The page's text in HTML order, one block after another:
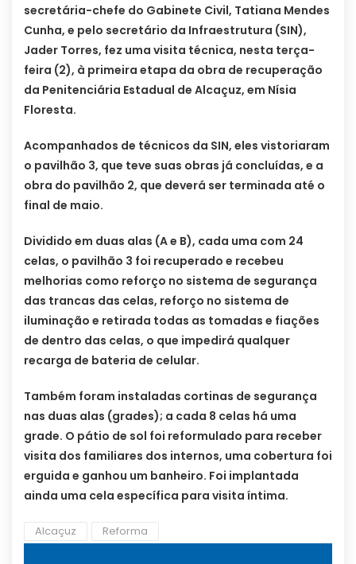
secretária-chefe do Gabinete Civil, Tatiana Mendes
Cunha, e pelo secretário da Infraestrutura (SIN),
Jader Torres, fez uma visita técnica, nesta terça-
feira (2), à primeira etapa da obra de recuperação
da Penitenciária Estadual de Alcaçuz, em Nísia
Floresta.
Acompanhados de técnicos da SIN, eles vistoriaram
o pavilhão 3, que teve suas obras já concluídas, e a
obra do pavilhão 2, que deverá ser terminada até o
final de maio.
Dividido em duas alas (A e B), cada uma com 24
celas, o pavilhão 3 foi recuperado e recebeu
melhorias como reforço no sistema de segurança
das trancas das celas, reforço no sistema de
iluminação e retirada todas as tomadas e fiações
de dentro das celas, o que impedirá qualquer
recarga de bateria de celular.
Também foram instaladas cortinas de segurança
nas duas alas (grades); a cada 8 celas há uma
grade. O pátio de sol foi reformulado para receber
visita dos familiares dos internos, uma cobertura foi
erguida e ganhou um banheiro. Foi implantada
ainda uma cela específica para visita íntima.
Alcaçuz Reforma